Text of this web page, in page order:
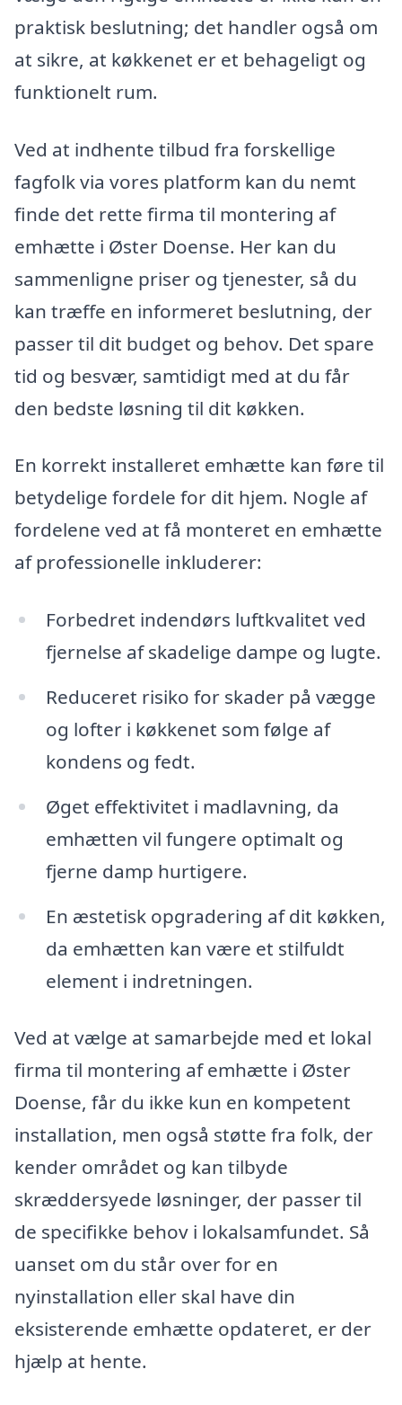
praktisk beslutning; det handler også om
at sikre, at køkkenet er et behageligt og
funktionelt rum.
Ved at indhente tilbud fra forskellige
fagfolk via vores platform kan du nemt
finde det rette firma til montering af
emhætte i Øster Doense. Her kan du
sammenligne priser og tjenester, så du
kan træffe en informeret beslutning, der
passer til dit budget og behov. Det spare
tid og besvær, samtidigt med at du får
den bedste løsning til dit køkken.
En korrekt installeret emhætte kan føre til
betydelige fordele for dit hjem. Nogle af
fordelene ved at få monteret en emhætte
af professionelle inkluderer:
Forbedret indendørs luftkvalitet ved
fjernelse af skadelige dampe og lugte.
Reduceret risiko for skader på vægge
og lofter i køkkenet som følge af
kondens og fedt.
Øget effektivitet i madlavning, da
emhætten vil fungere optimalt og
fjerne damp hurtigere.
En æstetisk opgradering af dit køkken,
da emhætten kan være et stilfuldt
element i indretningen.
Ved at vælge at samarbejde med et lokal
firma til montering af emhætte i Øster
Doense, får du ikke kun en kompetent
installation, men også støtte fra folk, der
kender området og kan tilbyde
skræddersyede løsninger, der passer til
de specifikke behov i lokalsamfundet. Så
uanset om du står over for en
nyinstallation eller skal have din
eksisterende emhætte opdateret, er der
hjælp at hente.